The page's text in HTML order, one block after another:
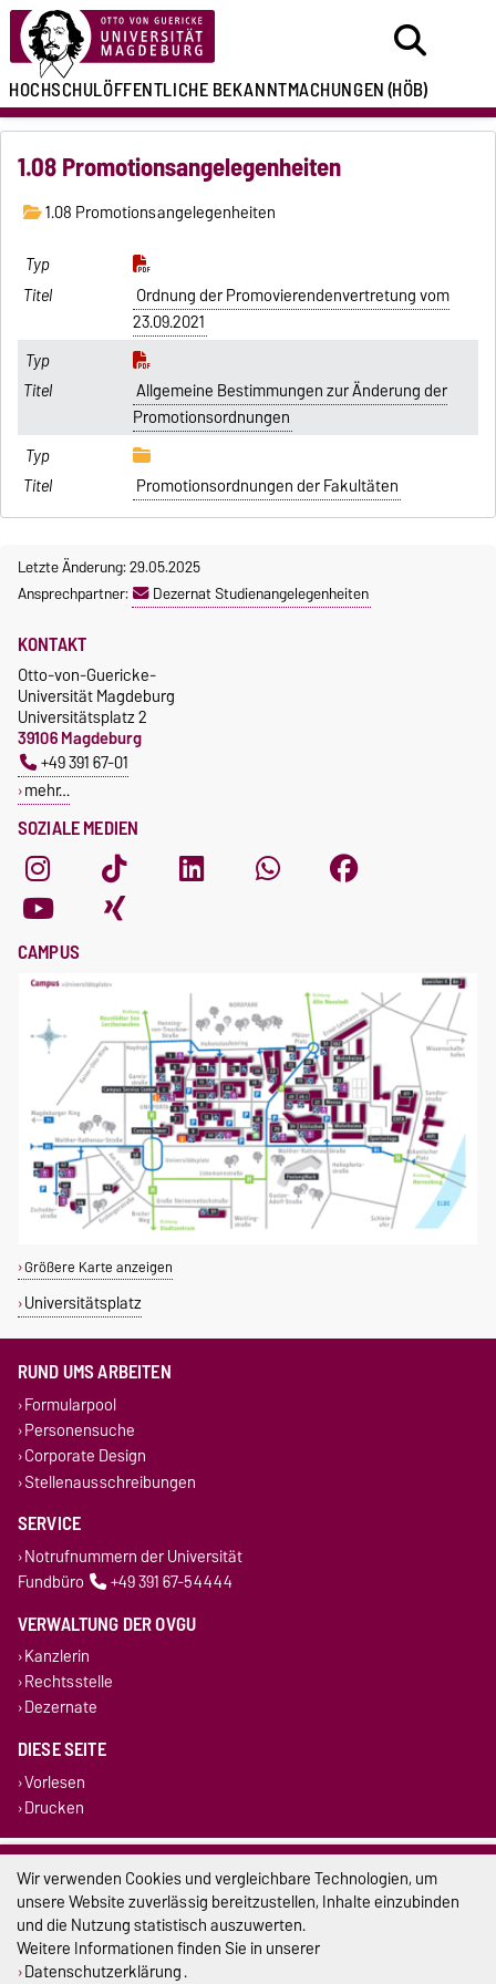
HOCHSCHULÖFFENTLICHEBEKANNTMACHUNGEN(HÖB)
1.08 Promotionsangelegenheiten
1.08 Promotionsangelegenheiten
Ordnung der Promovierendenvertretung vom
23.09.2021
Allgemeine Bestimmungen zur Änderung der
Promotionsordnungen
Promotionsordnungen der Fakultäten
Letzte Änderung: 29.05.2025
Ansprechpartner:
Dezernat Studienangelegenheiten
SOZIALE MEDIEN
KONTAKT
Otto-von-Guericke-
Universität Magdeburg
Universitätsplatz 2
39106 Magdeburg
+49 391 67-01
mehr…
CAMPUS
Größere Karte anzeigen
Universitätsplatz
RUND UMS ARBEITEN
Formularpool
Personensuche
Corporate Design
Stellenausschreibungen
SERVICE
Notrufnummern der Universität
Fundbüro
+49 391 67-54444
VERWALTUNG DER OVGU
Kanzlerin
Rechtsstelle
Dezernate
DIESE SEITE
Vorlesen
Drucken
Impressum
Datenschutz
Barrierefreiheit
Wir verwenden Cookies und vergleichbare Technologien, um
unsere Website zuverlässig bereitzustellen, Inhalte einzubinden
und die Nutzung statistisch auszuwerten.
Weitere Informationen finden Sie in unserer
Datenschutzerklärung.